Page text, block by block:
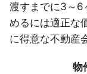
渡すまでに3～6
めるには適正な
に得意な不動産
物